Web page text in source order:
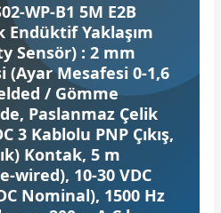
WinCC Unified Runtime Yazılımları
WP-B1 5M E2B
Endüktif Yaklaşım
Sensör) : 2 mm
(Ayar Mesafesi 0-1,6
/ Gömme
Paslanmaz Çelik
3 Kablolu PNP Çıkış,
Kontak, 5 m
wired), 10-30 VDC
Nominal), 1500 Hz